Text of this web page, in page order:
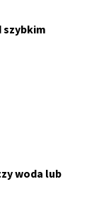
szybkim
woda lub